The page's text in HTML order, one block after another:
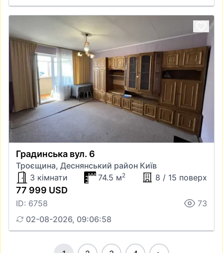
Градинська вул. 6
Троєщина, Деснянський район Київ
3 кімнати
74.5 м2 8 / 15 поверх
77 999 USD
ID: 6758
73
02-08-2026, 09:06:58